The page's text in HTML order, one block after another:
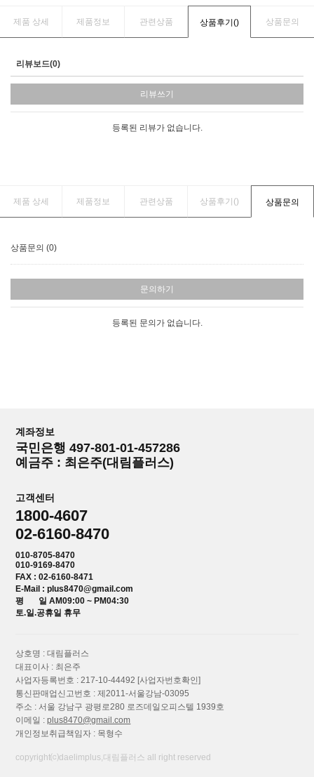
제품 상세 제품정보 관련상품 상품후기() 상품문의
리뷰보드(0)
리뷰쓰기
등록된 리뷰가 없습니다.
제품 상세 제품정보 관련상품 상품후기() 상품문의
상품문의 (0)
문의하기
등록된 문의가 없습니다.
계좌정보
국민은행 497-801-01-457286
예금주 : 최은주(대림플러스)
고객센터
1800-4607
02-6160-8470
010-8705-8470
010-9169-8470
FAX : 02-6160-8471
E-Mail : plus8470@gmail.com
평 일 AM09:00 ~ PM04:30
토.일.공휴일 휴무
상호명 : 대림플러스
대표이사 : 최은주
사업자등록번호 : 217-10-44492 [사업자번호확인]
통신판매업신고번호 : 제2011-서울강남-03095
주소 : 서울 강남구 광평로280 로즈데일오피스텔 1939호
이메일 :plus8470@gmail.com
개인정보취급책임자 : 목형수
copyright⒞daelimplus,대림플러스 all right reserved